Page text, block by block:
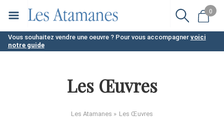
au
contenu
principal
0
Vous souhaitez vendre une oeuvre ? Pour vous accompagner voici
notre guide
Les Œuvres
Les Atamanes Les Œuvres